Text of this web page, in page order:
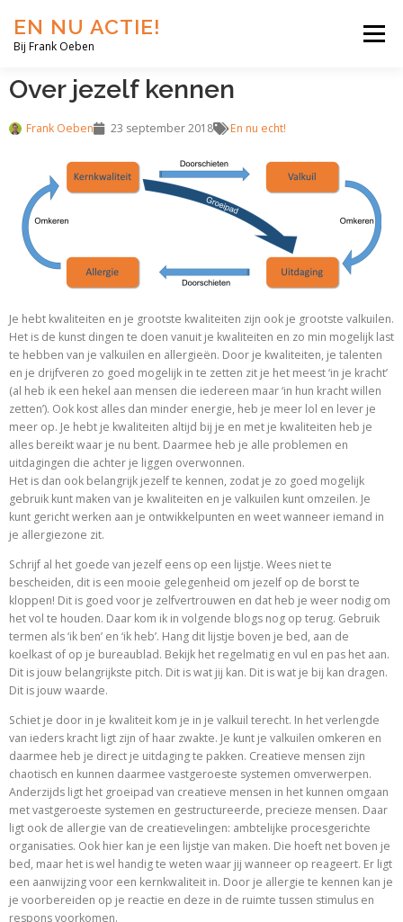
EN NU ACTIE!
Bij Frank Oeben
Menu
EN NU JIJ! EN NU WIJ! EN NU EERLIJK!
OVER MIJ
Over jezelf kennen
Frank Oeben 23 september 2018 En nu echt!
Je hebt kwaliteiten en je grootste kwaliteiten zijn ook je grootste valkuilen.
Het is de kunst dingen te doen vanuit je kwaliteiten en zo min mogelijk last
te hebben van je valkuilen en allergieën. Door je kwaliteiten, je talenten
en je drijfveren zo goed mogelijk in te zetten zit je het meest ‘in je kracht’
(al heb ik een hekel aan mensen die iedereen maar ‘in hun kracht willen
zetten’). Ook kost alles dan minder energie, heb je meer lol en lever je
meer op. Je hebt je kwaliteiten altijd bij je en met je kwaliteiten heb je
alles bereikt waar je nu bent. Daarmee heb je alle problemen en
uitdagingen die achter je liggen overwonnen.
Het is dan ook belangrijk jezelf te kennen, zodat je zo goed mogelijk
gebruik kunt maken van je kwaliteiten en je valkuilen kunt omzeilen. Je
kunt gericht werken aan je ontwikkelpunten en weet wanneer iemand in
je allergiezone zit.
Schrijf al het goede van jezelf eens op een lijstje. Wees niet te
bescheiden, dit is een mooie gelegenheid om jezelf op de borst te
kloppen! Dit is goed voor je zelfvertrouwen en dat heb je weer nodig om
het vol te houden. Daar kom ik in volgende blogs nog op terug. Gebruik
termen als ‘ik ben’ en ‘ik heb’. Hang dit lijstje boven je bed, aan de
koelkast of op je bureaublad. Bekijk het regelmatig en vul en pas het aan.
Dit is jouw belangrijkste pitch. Dit is wat jij kan. Dit is wat je bij kan dragen.
Dit is jouw waarde.
Schiet je door in je kwaliteit kom je in je valkuil terecht. In het verlengde
van ieders kracht ligt zijn of haar zwakte. Je kunt je valkuilen omkeren en
daarmee heb je direct je uitdaging te pakken. Creatieve mensen zijn
chaotisch en kunnen daarmee vastgeroeste systemen omverwerpen.
Anderzijds ligt het groeipad van creatieve mensen in het kunnen omgaan
met vastgeroeste systemen en gestructureerde, precieze mensen. Daar
ligt ook de allergie van de creatievelingen: ambtelijke procesgerichte
organisaties. Ook hier kan je een lijstje van maken. Die hoeft net boven je
bed, maar het is wel handig te weten waar jij wanneer op reageert. Er ligt
een aanwijzing voor een kernkwaliteit in. Door je allergie te kennen kan je
je voorbereiden op je reactie en deze in de ruimte tussen stimulus en
respons voorkomen.